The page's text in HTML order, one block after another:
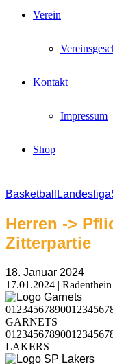
Verein
Kontakt
Impressum
Shop
Basketball Landesliga
Herren ->
Zitterpartie
18. Januar 2024
17.01.2024 |
01 23456789001 234567
GARNETS
01 23456789001 234567
LAKERS